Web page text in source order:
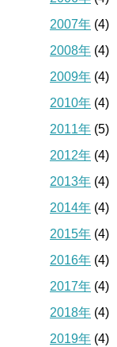
2007年 (4)
2008年 (4)
2009年 (4)
2010年 (4)
2011年 (5)
2012年 (4)
2013年 (4)
2014年 (4)
2015年 (4)
2016年 (4)
2017年 (4)
2018年 (4)
2019年 (4)